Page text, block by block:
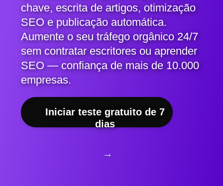
chave, escrita de artigos, otimização
SEO e publicação automática.
Aumente o seu tráfego orgânico 24/7
sem contratar escritores ou aprender
SEO — confiança de mais de 10.000
empresas.
Iniciar teste gratuito de 7
dias
→